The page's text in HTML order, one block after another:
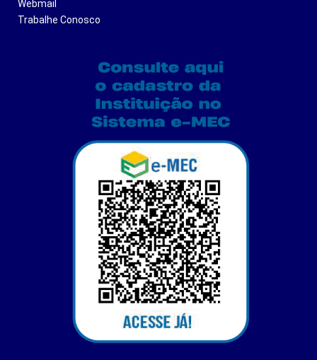
Webmail
Trabalhe Conosco